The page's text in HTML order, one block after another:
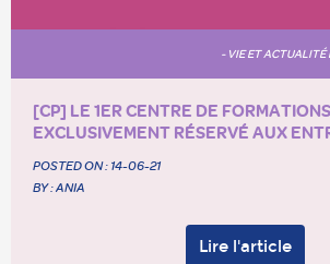
- VIE ET ACTUALITÉ
[CP] LE 1ER CENTRE DE FORMATIONS
EXCLUSIVEMENT RÉSERVÉ AUX
POSTED ON : 14-06-21
BY : ANIA
Lire l'article